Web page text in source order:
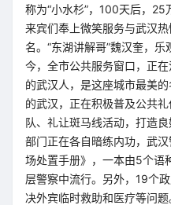
称为“小水杉”，100天后，
来宾们奉上微笑服务与武汉
名。“东湖讲解哥”魏汉奎，
今，全市公共服务窗口，正
的武汉人，是这座城市最美
的武汉，正在积极普及公共
队、礼让斑马线活动，打造
部门正在各自暗练内功，武
场处置手册》，一本由5个语
层警察中流行。另外，19个
决外宾临时救助和医疗等问